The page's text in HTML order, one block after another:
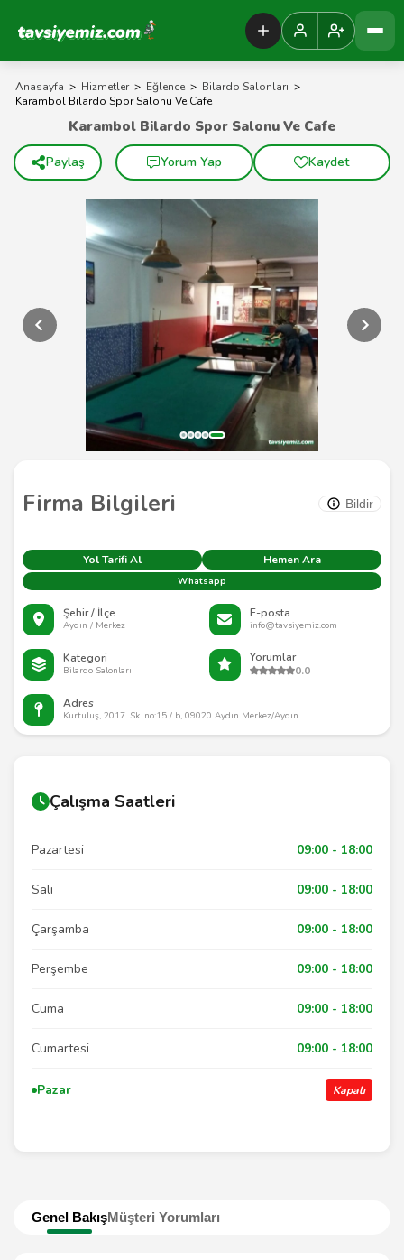
Tavsiyemiz Anasayfa
Anasayfa > Hizmetler > Eğlence > Bilardo Salonları >
Karambol Bilardo Spor Salonu Ve Cafe
Firma Bilgileri Bildir
Yol Tarifi Al Hemen Ara
Whatsapp
Şehir / İlçe
Aydın / Merkez
E-posta
info@tavsiyemiz.com
Kategori
Bilardo Salonları
Yorumlar
0.0
Adres
Kurtuluş, 2017. Sk. no:15 / b, 09020 Aydın Merkez/Aydın
Karambol Bilardo Spor Salonu Ve Cafe
Paylaş Yorum Yap Kaydet
Genel BakışMüşteri Yorumları
Çalışma Saatleri
Pazartesi 09:00 - 18:00
Salı 09:00 - 18:00
Çarşamba 09:00 - 18:00
Perşembe 09:00 - 18:00
Cuma 09:00 - 18:00
Cumartesi 09:00 - 18:00
Pazar Kapalı